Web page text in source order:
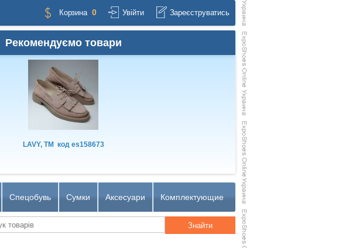
Корзина 0 Увійти Зареєструватись
Рекомендуємо товари
LAVY, TM кодes158673
Спецобувь Сумки Аксесуари Комплектующие